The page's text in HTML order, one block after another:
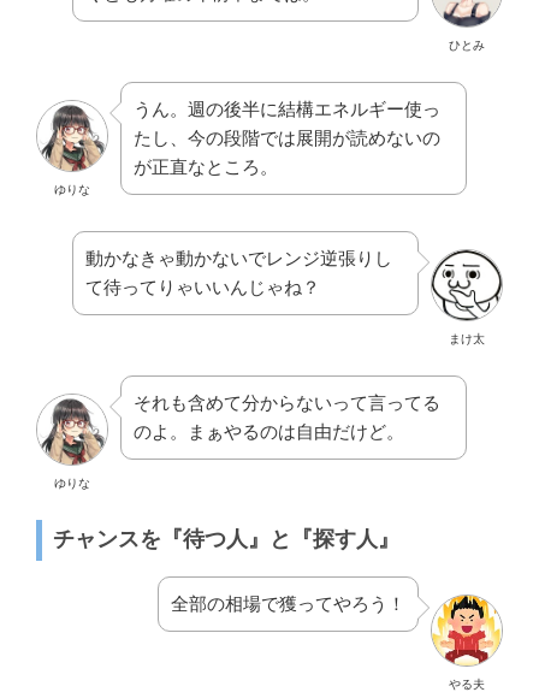
ひとみ
ゆりな
うん。週の後半に結構エネルギー使っ
たし、今の段階では展開が読めないの
が正直なところ。
まけ太
動かなきゃ動かないでレンジ逆張りし
て待ってりゃいいんじゃね？
ゆりな
それも含めて分からないって言ってる
のよ。まぁやるのは自由だけど。
チャンスを『待つ人』と『探す人』
やる夫
全部の相場で獲ってやろう！